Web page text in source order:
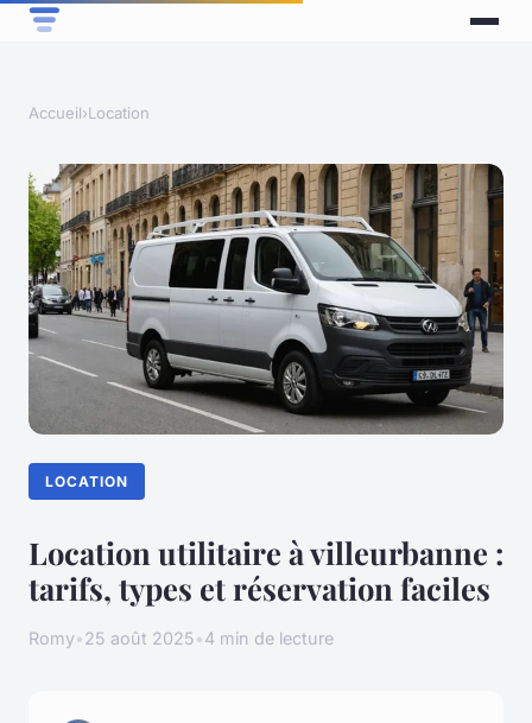
Accueil›Location
LOCATION
Location utilitaire à villeurbanne :
tarifs, types et réservation faciles
Romy•25 août 2025•4 min de lecture